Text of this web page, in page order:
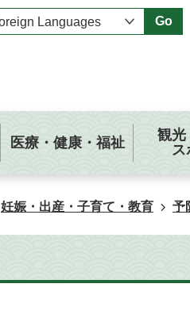
Go
医療・健康・福祉
観光
ス
妊娠・出産・子育て・教育 予